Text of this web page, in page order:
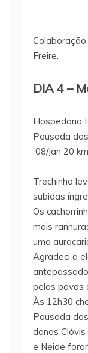
Freire.
DIA 4 –
Hospedaria
Pousada
08/Jan 20 km
Trechinho
subidas
Os
mais
uma
Agradeci a
pelos povos
Às 12h30
Pousada
donos Clóvis
e Neide